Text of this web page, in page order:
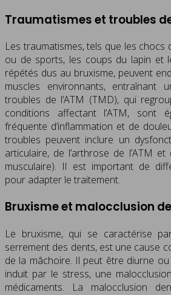
Traumatismes et troubles de
Les traumatismes, tels que les chocs
ou de sports, les coups du lapin et
répétés dus au bruxisme, peuvent
muscles environnants, entraînant
troubles de l’ATM (TMD), qui
conditions affectant l’ATM, sont
fréquente d’inflammation et de
troubles peuvent inclure un
articulaire, de l’arthrose de l’ATM
musculaire). Il est important de
pour adapter le traitement.
Bruxisme et malocclusion
Le bruxisme, qui se caractérise
serrement des dents, est une cause
de la mâchoire. Il peut être diurne
induit par le stress, une
médicaments. La malocclusion